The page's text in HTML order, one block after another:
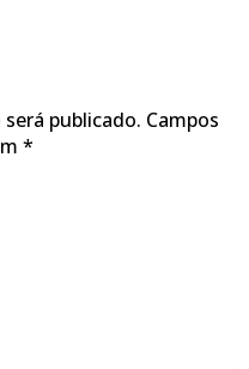
publicado. Campos
*